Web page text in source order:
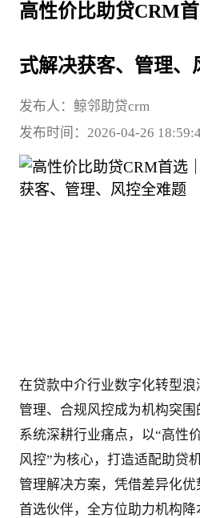
高性价比助贷CRM
式解决获客、管理、
发布人：鲸邻助贷crm
发布时间：2026-04-26
在贷款中介行业数字化转型
管理、合规风控成为机构突
系统深耕行业痛点，以“高性
风控”为核心，打造适配助贷
管理解决方案，凭借差异化
首选伙伴，全方位助力机构降